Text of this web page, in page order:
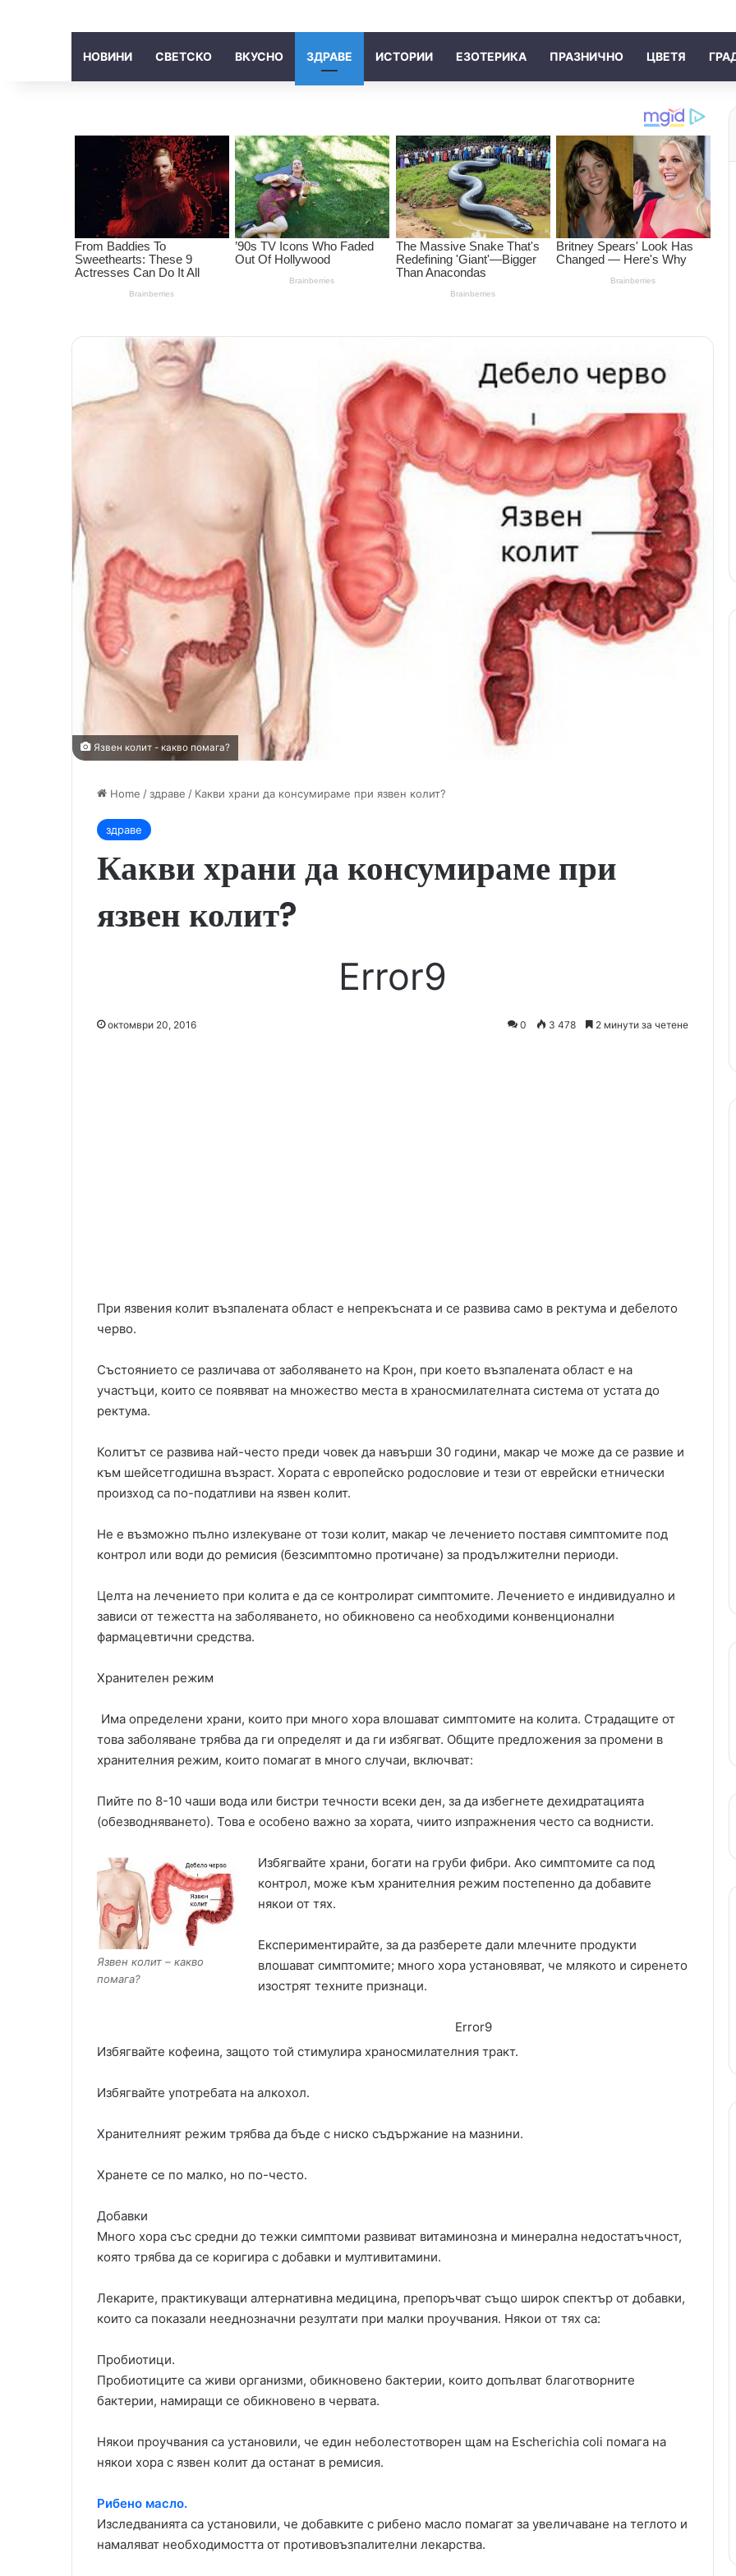
НОВИНИ СВЕТСКО ВКУСНО ЗДРАВЕ ИСТОРИИ ЕЗОТЕРИКА ПРАЗНИЧНО ЦВЕТЯ
Язвен колит - какво помага?
Home /здраве / Какви храни да консумираме при язвен колит?
здраве
Какви храни да консумираме при
язвен колит?
Error9
октомври 20, 2016 0 3 478 2 минути за четене
При язвения колит възпалената област е непрекъсната и се развива само в ректума и дебелото
черво.
Състоянието се различава от заболяването на Крон, при което възпалената област е на
участъци, които се появяват на множество места в храносмилателната система от устата до
ректума.
Колитът се развива най-често преди човек да навърши 30 години, макар че може да се развие и
към шейсетгодишна възраст. Хората с европейско родословие и тези от еврейски етнически
произход са по-податливи на язвен колит.
Не е възможно пълно излекуване от този колит, макар че лечението поставя симптомите под
контрол или води до ремисия (безсимптомно протичане) за продължителни периоди.
Целта на лечението при колита е да се контролират симптомите. Лечението е индивидуално и
зависи от тежестта на заболяването, но обикновено са необходими конвенционални
фармацевтични средства.
Хранителен режим
Има определени храни, които при много хора влошават симптомите на колита. Страдащите от
това заболяване трябва да ги определят и да ги избягват. Общите предложения за промени в
хранителния режим, които помагат в много случаи, включват:
Пийте по 8-10 чаши вода или бистри течности всеки ден, за да избегнете дехидратацията
(обезводняването). Това е особено важно за хората, чиито изпражнения често са воднисти.
Язвен колит – какво
помага?
Избягвайте храни, богати на груби фибри. Ако симптомите са под
контрол, може към хранителния режим постепенно да добавите
някои от тях.
Експериментирайте, за да разберете дали млечните продукти
влошават симптомите; много хора установяват, че млякото и сиренето
изострят техните признаци.
Error9
Избягвайте кофеина, защото той стимулира храносмилателния тракт.
Избягвайте употребата на алкохол.
Хранителният режим трябва да бъде с ниско съдържание на мазнини.
Хранете се по малко, но по-често.
Добавки
Много хора със средни до тежки симптоми развиват витаминозна и минерална недостатъчност,
която трябва да се коригира с добавки и мултивитамини.
Лекарите, практикуващи алтернативна медицина, препоръчват също широк спектър от добавки,
които са показали нееднозначни резултати при малки проучвания. Някои от тях са:
Пробиотици.
Пробиотиците са живи организми, обикновено бактерии, които допълват благотворните
бактерии, намиращи се обикновено в червата.
Някои проучвания са установили, че един неболестотворен щам на Escherichia coli помага на
някои хора с язвен колит да останат в ремисия.
Рибено масло.
Изследванията са установили, че добавките с рибено масло помагат за увеличаване на теглото и
намаляват необходимостта от противовъзпалителни лекарства.